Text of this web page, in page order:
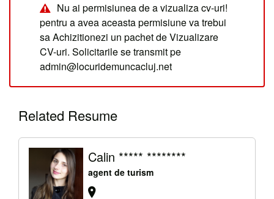
Nu ai permisiunea de a vizualiza cv-uri!
pentru a avea aceasta permisiune va trebui
sa Achizitionezi un pachet de Vizualizare
CV-uri. Solicitarile se transmit pe
admin@locuridemuncacluj.net
Related Resume
Calin ***** ********
agent de turism